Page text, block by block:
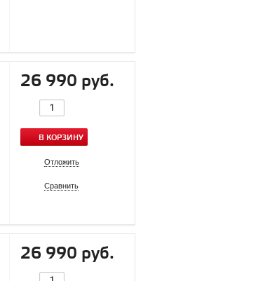
26 990 руб.
В КОРЗИНУ
Отложить
Сравнить
26 990 руб.